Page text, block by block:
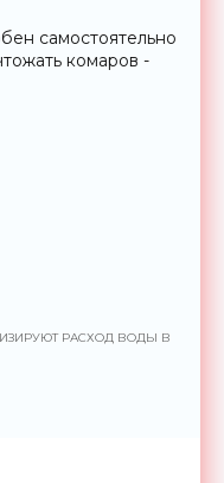
самостоятельно
комаров -
РАСХОД ВОДЫ В